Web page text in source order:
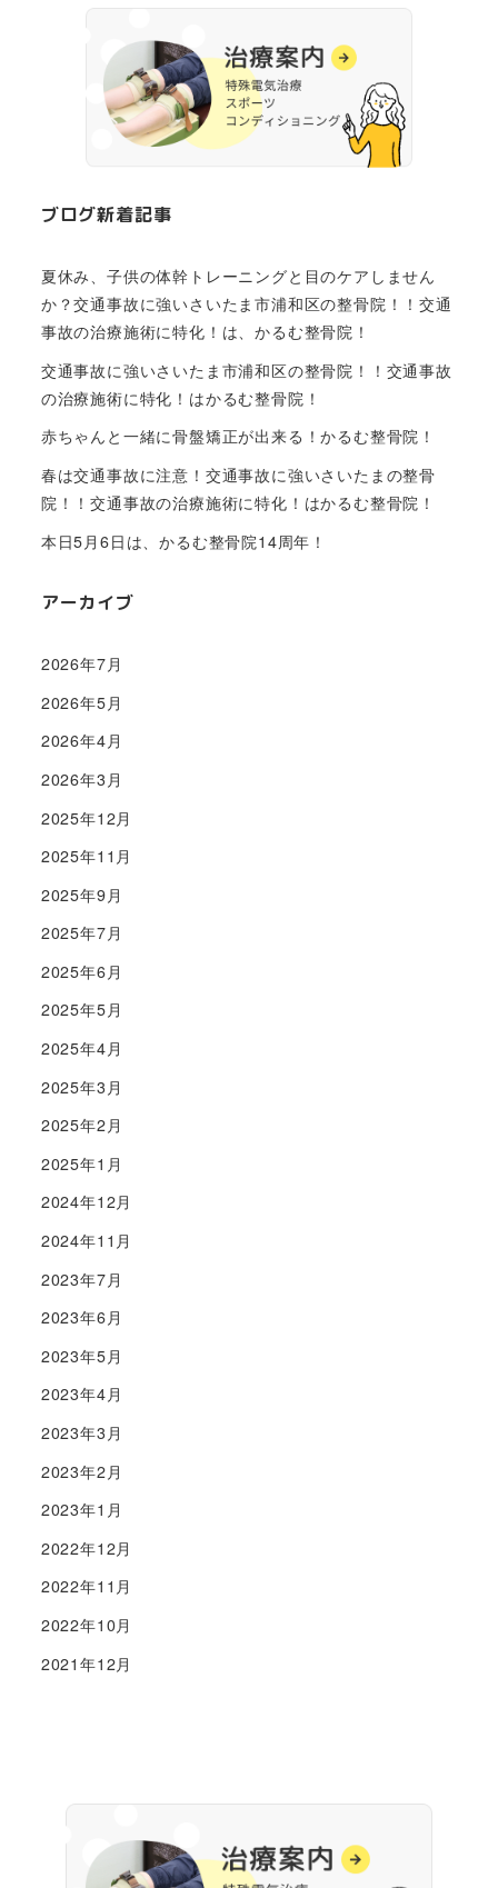
ブログ新着記事
夏休み、子供の体幹トレーニングと目のケアしません
か？交通事故に強いさいたま市浦和区の整骨院！！交通
事故の治療施術に特化！は、かるむ整骨院！
交通事故に強いさいたま市浦和区の整骨院！！交通事故
の治療施術に特化！はかるむ整骨院！
赤ちゃんと一緒に骨盤矯正が出来る！かるむ整骨院！
春は交通事故に注意！交通事故に強いさいたまの整骨
院！！交通事故の治療施術に特化！はかるむ整骨院！
本日5月6日は、かるむ整骨院14周年！
アーカイブ
2026年7月
2026年5月
2026年4月
2026年3月
2025年12月
2025年11月
2025年9月
2025年7月
2025年6月
2025年5月
2025年4月
2025年3月
2025年2月
2025年1月
2024年12月
2024年11月
2023年7月
2023年6月
2023年5月
2023年4月
2023年3月
2023年2月
2023年1月
2022年12月
2022年11月
2022年10月
2021年12月